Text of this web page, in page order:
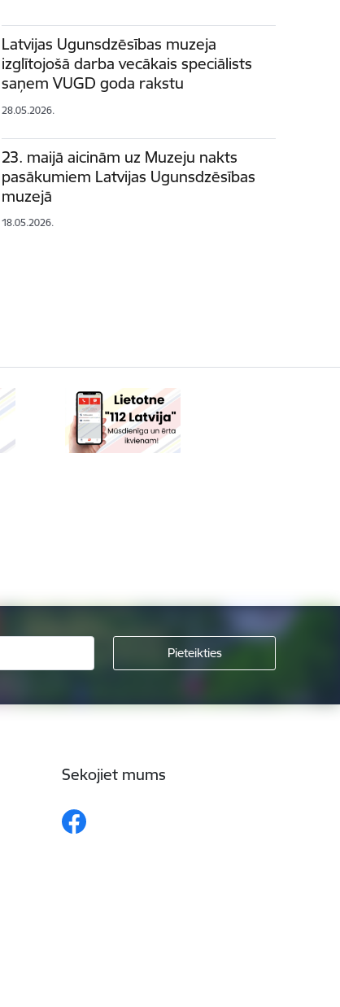
Latvijas Ugunsdzēsības muzeja
izglītojošā darba vecākais speciālists
saņem VUGD goda rakstu
28.05.2026.
23. maijā aicinām uz Muzeju nakts
pasākumiem Latvijas Ugunsdzēsības
muzejā
18.05.2026.
Sekojiet mums